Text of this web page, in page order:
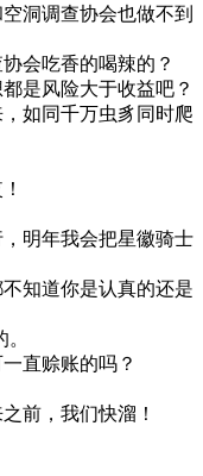
洞调查协会也做不到
会吃香的喝辣的？
是风险大于收益吧？
如同千万虫豸同时爬
明年我会把星徽骑士
知道你是认真的还是
直赊账的吗？
前，我们快溜！